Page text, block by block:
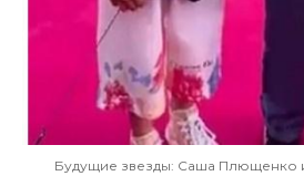
Будущие звезды: Саша Плющенко